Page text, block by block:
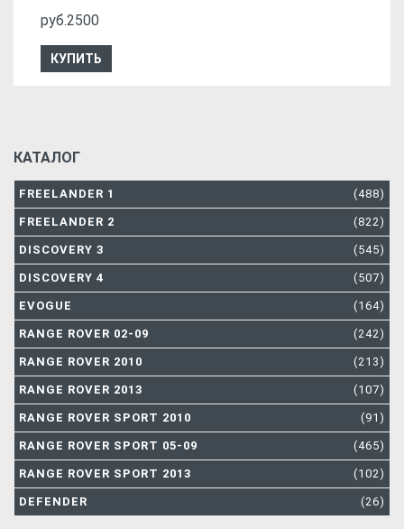
руб.2500
КУПИТЬ
КАТАЛОГ
FREELANDER 1 (488)
FREELANDER 2 (822)
DISCOVERY 3 (545)
DISCOVERY 4 (507)
EVOGUE (164)
RANGE ROVER 02-09 (242)
RANGE ROVER 2010 (213)
RANGE ROVER 2013 (107)
RANGE ROVER SPORT 2010 (91)
RANGE ROVER SPORT 05-09 (465)
RANGE ROVER SPORT 2013 (102)
DEFENDER (26)